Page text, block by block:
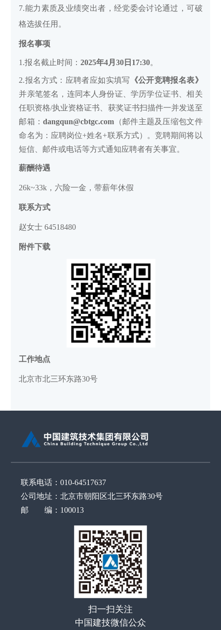
7.能力素质及业绩突出者，经党委会讨论通过，可破
格选拔任用。
报名事项
1.报名截止时间： 2025年4月30日17:30。
2.报名方式：应聘者应如实填写 《公开竞聘报名表》
并亲笔签名，连同本人身份证、学历学位证书、相关
任职资格/执业资格证书、获奖证书扫描件一并发送至
邮箱：dangqun@cbtgc.com （邮件主题及压缩包文件
命名为：应聘岗位+姓名+联系方式）。竞聘期间将以
短信、邮件或电话等方式通知应聘者有关事宜。
薪酬待遇
26k~33k，六险一金，带薪年休假
联系方式
赵女士 64518480
附件下载
工作地点
北京市北三环东路30号
联系电话：010-64517637
公司地址：北京市朝阳区北三环东路30号
邮 编：100013
扫一扫关注
中国建技微信公众